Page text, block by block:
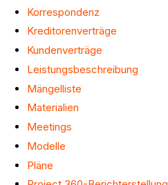
Korrespondenz
Kreditorenverträge
Kundenverträge
Leistungsbeschreibung
Mängelliste
Materialien
Meetings
Modelle
Pläne